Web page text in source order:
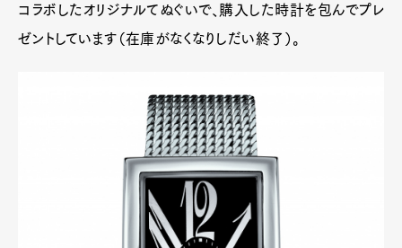
Art&DesignWatchFashion
Gourmet
Product Culture Lifestyle
コラボしたオリジナルてぬぐいで、購入した時計を包んでプレ
ゼントしています（在庫がなくなりしだい終了）。